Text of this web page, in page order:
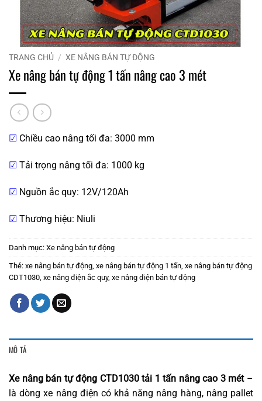
TRANG CHỦ / XE NÂNG BÁN TỰ ĐỘNG
Xe nâng bán tự động 1 tấn nâng cao 3 mét
☑ Chiều cao nâng tối đa: 3000 mm
☑ Tải trọng nâng tối đa: 1000 kg
☑ Nguồn ắc quy: 12V/120Ah
☑ Thương hiệu: Niuli
Danh mục: Xe nâng bán tự động
Thẻ: xe nâng bán tự động xe nâng bán tự động 1 tấn xe nâng bán tự động
CDT1030 xe nâng điện ắc quy, xe nâng điện bán tự động
MÔ TẢ
Xe nâng bán tự động CTD1030 tải 1 tấn nâng cao 3 mét–
là dòng xe nâng điện có khả năng nâng hàng, nâng pallet